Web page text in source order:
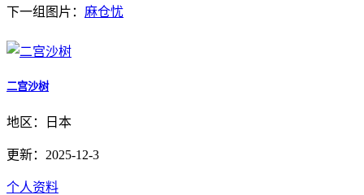
下一组图片： 麻仓忧
二宫沙树
地区：日本
更新：2025-12-3
个人资料